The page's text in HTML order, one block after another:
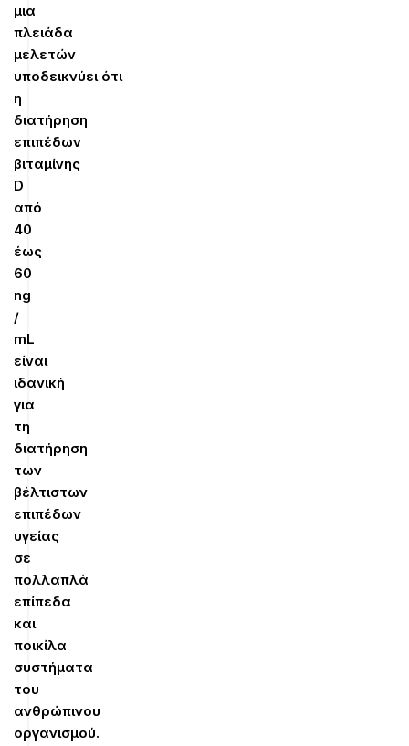
μια
πλειάδα
μελετών
υποδεικνύει ότι
η
διατήρηση
επιπέδων
βιταμίνης
D
από
40
έως
60
ng
/
mL
είναι
ιδανική
για
τη
διατήρηση
των
βέλτιστων
επιπέδων
υγείας
σε
πολλαπλά
επίπεδα
και
ποικίλα
συστήματα
του
ανθρώπινου
οργανισμού.